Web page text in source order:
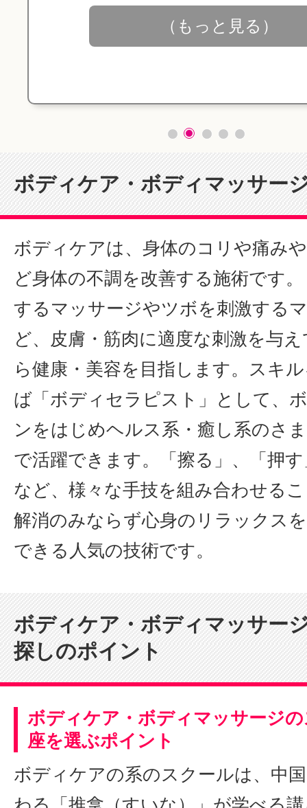
（もっと見る）
ボディケア・ボディマッサー
ボディケアは、身体のコリや痛み
ど身体の不調を改善する施術です
するマッサージやツボを刺激する
ど、皮膚・筋肉に適度な刺激を与
ら健康・美容を目指します。スキ
ば「ボディセラピスト」として、
ンをはじめヘルス系・癒し系のさ
で活躍できます。「擦る」、「押
など、様々な手技を組み合わせる
解消のみならず心身のリラックス
できる人気の技術です。
ボディケア・ボディマッサー
探しのポイント
ボディケア・ボディマッサージ
座を選ぶポイント
ボディケアの系のスクールは、中